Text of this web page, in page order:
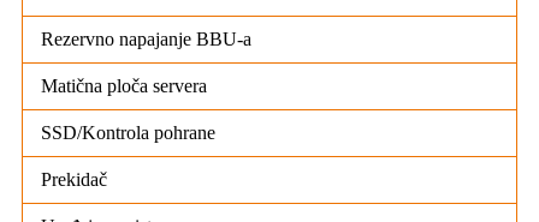
Rezervno napajanje BBU-a
Matična ploča servera
SSD/Kontrola pohrane
Prekidač